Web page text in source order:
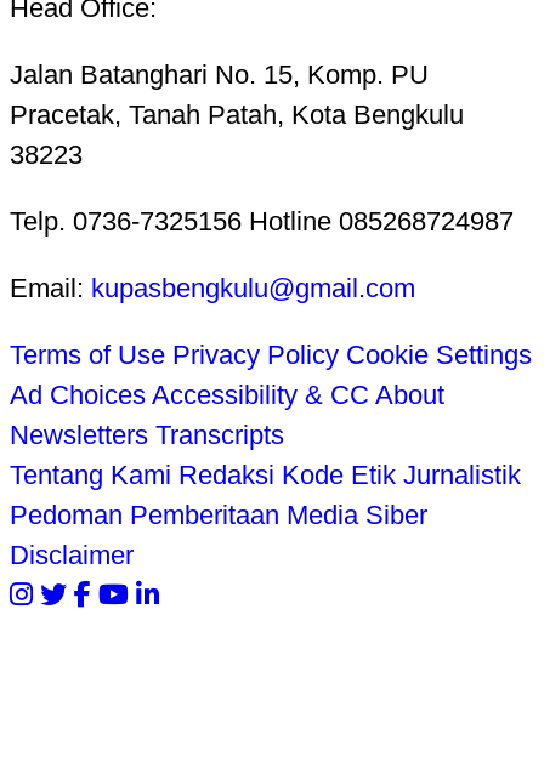
Head Office:
Jalan Batanghari No. 15, Komp. PU
Pracetak, Tanah Patah, Kota Bengkulu
38223
Telp. 0736-7325156 Hotline 085268724987
Email: kupasbengkulu@gmail.com
Terms of Use Privacy Policy Cookie Settings
Ad Choices Accessibility & CC About
Newsletters Transcripts
Tentang Kami Redaksi Kode Etik Jurnalistik
Pedoman Pemberitaan Media Siber
Disclaimer